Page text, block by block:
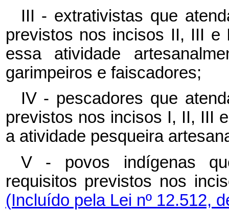
III - extrativistas que
previstos nos incisos II, III
essa atividade
garimpeiros e faiscadores;
IV - pescadores que
previstos nos incisos I, II, III
a atividade pesqueira
V - povos indígenas
requisitos previstos nos
(Incluído pela Lei nº 12.512,